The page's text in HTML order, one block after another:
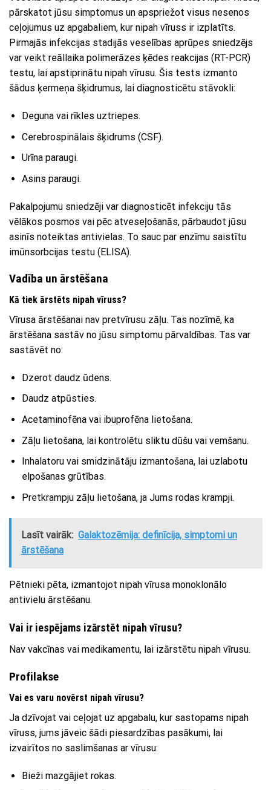
pārskatot jūsu simptomus un apspriežot visus nesenos
ceļojumus uz apgabaliem, kur nipah vīruss ir izplatīts.
Pirmajās infekcijas stadijās veselības aprūpes sniedzējs
var veikt reāllaika polimerāzes ķēdes reakcijas (RT-PCR)
testu, lai apstiprinātu nipah vīrusu. Šis tests izmanto
šādus ķermeņa šķidrumus, lai diagnosticētu stāvokli:
Deguna vai rīkles uztriepes.
Cerebrospinālais šķidrums (CSF).
Urīna paraugi.
Asins paraugi.
Pakalpojumu sniedzēji var diagnosticēt infekciju tās
vēlākos posmos vai pēc atveseļošanās, pārbaudot jūsu
asinīs noteiktas antivielas. To sauc par enzīmu saistītu
imūnsorbcijas testu (ELISA).
Vadība un ārstēšana
Kā tiek ārstēts nipah vīruss?
Vīrusa ārstēšanai nav pretvīrusu zāļu. Tas nozīmē, ka
ārstēšana sastāv no jūsu simptomu pārvaldības. Tas var
sastāvēt no:
Dzerot daudz ūdens.
Daudz atpūsties.
Acetaminofēna vai ibuprofēna lietošana.
Zāļu lietošana, lai kontrolētu sliktu dūšu vai vemšanu.
Inhalatoru vai smidzinātāju izmantošana, lai uzlabotu
elpošanas grūtības.
Pretkrampju zāļu lietošana, ja Jums rodas krampji.
Lasīt vairāk: Galaktozēmija: definīcija, simptomi un
ārstēšana
Pētnieki pēta, izmantojot nipah vīrusa monoklonālo
antivielu ārstēšanu.
Vai ir iespējams izārstēt nipah vīrusu?
Nav vakcīnas vai medikamentu, lai izārstētu nipah vīrusu.
Profilakse
Vai es varu novērst nipah vīrusu?
Ja dzīvojat vai ceļojat uz apgabalu, kur sastopams nipah
vīruss, jums jāveic šādi piesardzības pasākumi, lai
izvairītos no saslimšanas ar vīrusu:
Bieži mazgājiet rokas.